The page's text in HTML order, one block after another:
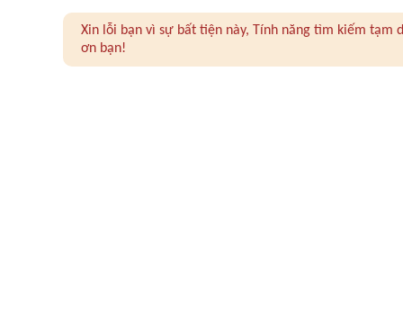
Xin lỗi bạn vì sự bất tiện này, Tính năng tìm kiếm
ơn bạn!